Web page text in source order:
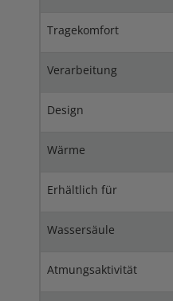
Tragekomfort
Verarbeitung
Design
Wärme
Erhältlich für
Wassersäule
Atmungsaktivität